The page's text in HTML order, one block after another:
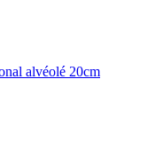
alvéolé 20cm